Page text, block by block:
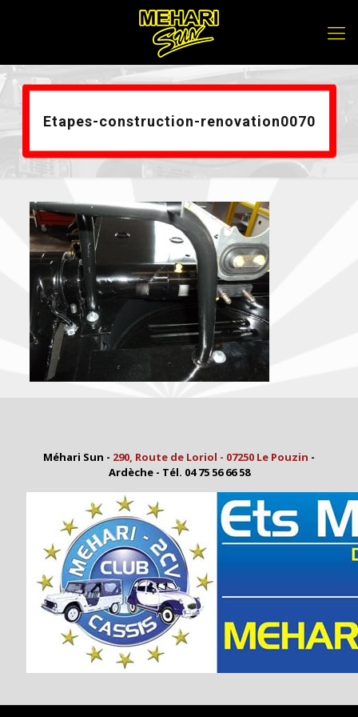
Etapes-construction-renovation0070
Méhari Sun - 290, Route de Loriol - 07250 Le Pouzin -
Ardèche - Tél. 04 75 56 66 58